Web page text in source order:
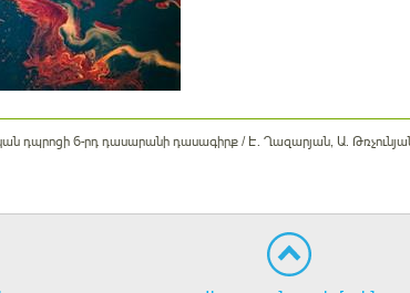
դպրոցի 6-րդ դասարանի դասագիրք / Է. Ղազարյան, Ա.